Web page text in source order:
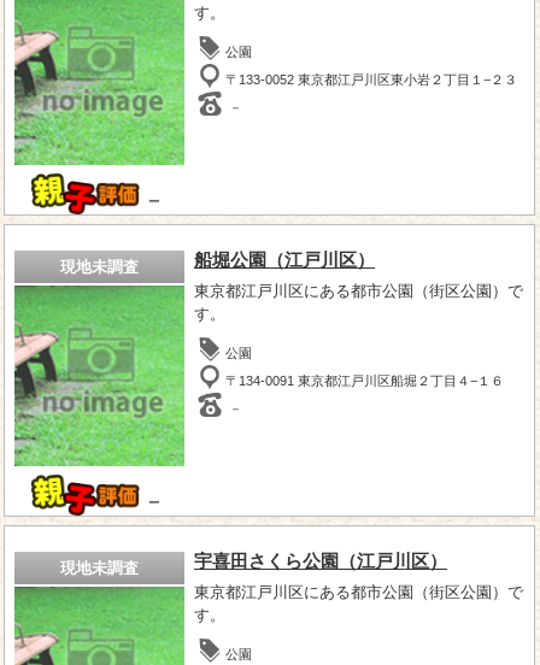
－
す。
公園
〒133-0052 東京都江戸川区東小岩２丁目１−２３
－
現地未調査
－
船堀公園（江戸川区）
東京都江戸川区にある都市公園（街区公園）で
す。
公園
〒134-0091 東京都江戸川区船堀２丁目４−１６
－
現地未調査 宇喜田さくら公園（江戸川区）
東京都江戸川区にある都市公園（街区公園）で
す。
公園